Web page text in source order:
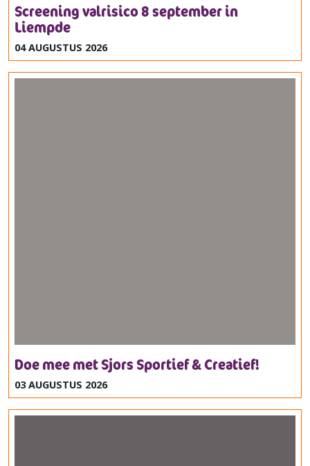
Screening valrisico 8 september in
Liempde
04 AUGUSTUS 2026
Doe mee met Sjors Sportief & Creatief!
03 AUGUSTUS 2026